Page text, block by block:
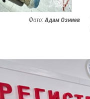
Фото:Адам Озниев